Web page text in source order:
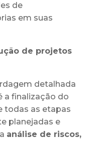
de
em suas
de projetos
detalhada
a finalização do
todas as etapas
planejadas e
análise de riscos,